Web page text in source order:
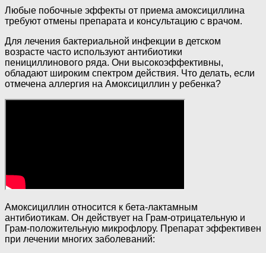
Любые побочные эффекты от приема амоксициллина
требуют отмены препарата и консультацию с врачом.
Для лечения бактериальной инфекции в детском
возрасте часто используют антибиотики
пенициллинового ряда. Они высокоэффективны,
обладают широким спектром действия. Что делать, если
отмечена аллергия на Амоксициллин у ребенка?
Амоксициллин относится к бета-лактамным
антибиотикам. Он действует на Грам-отрицательную и
Грам-положительную микрофлору. Препарат эффективен
при лечении многих заболеваний: